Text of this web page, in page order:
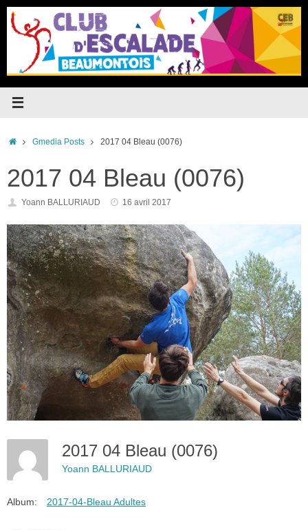
Passer
contenu
Accueil
Gmedia Posts 2017 04 Bleau (0076)
2017 04 Bleau (0076)
Yoann BALLURIAUD 16 avril 2017
2017 04 Bleau (0076)
Yoann BALLURIAUD
Album: 2017-04-Bleau Adultes